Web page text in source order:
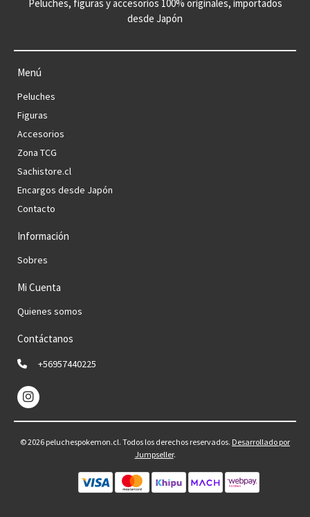
Peluches, figuras y accesorios 100% originales, importados
desde Japón
Menú
Peluches
Figuras
Accesorios
Zona TCG
Sachistore.cl
Encargos desde Japón
Contacto
Información
Sobres
Mi Cuenta
Quienes somos
Contáctanos
+56957440225
© 2026 peluchespokemon.cl. Todos los derechos reservados. Desarrollado por
Jumpseller.